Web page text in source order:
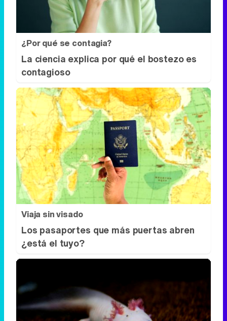
¿Por qué se contagia?
La ciencia explica por qué el bostezo es
contagioso
Viaja sin visado
Los pasaportes que más puertas abren
¿está el tuyo?